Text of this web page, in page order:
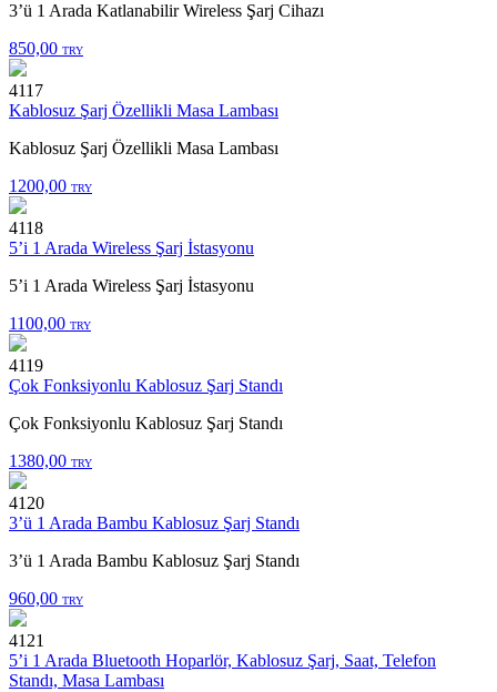
3’ü 1 Arada Katlanabilir Wireless Şarj Cihazı
850,00 TRY
4117
Kablosuz Şarj Özellikli Masa Lambası
Kablosuz Şarj Özellikli Masa Lambası
1200,00 TRY
4118
5’i 1 Arada Wireless Şarj İstasyonu
5’i 1 Arada Wireless Şarj İstasyonu
1100,00 TRY
4119
Çok Fonksiyonlu Kablosuz Şarj Standı
Çok Fonksiyonlu Kablosuz Şarj Standı
1380,00 TRY
4120
3’ü 1 Arada Bambu Kablosuz Şarj Standı
3’ü 1 Arada Bambu Kablosuz Şarj Standı
960,00 TRY
4121
5’i 1 Arada Bluetooth Hoparlör, Kablosuz Şarj, Saat, Telefon
Standı, Masa Lambası